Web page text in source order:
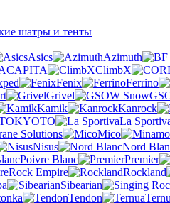
шатры и тенты
Asics Azimuth
CAPITA ClimbX
Fenix
Ferrino
Grivel
Kamik Kanrock
KYOTO La
Solutions Mico
Nisus Nord
Poivre Blanc Premier
Rock Empire Rockland
Sibearian
Tendon